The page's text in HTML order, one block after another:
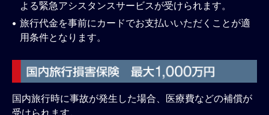
よる緊急アシスタンスサービスが受けられます。
旅行代金を事前にカードでお支払いいただくことが適
用条件となります。
国内旅行時に事故が発生した場合、医療費などの補償が